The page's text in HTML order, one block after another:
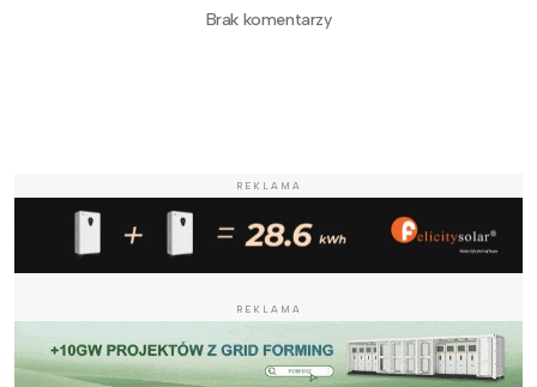
Brak komentarzy
REKLAMA
REKLAMA